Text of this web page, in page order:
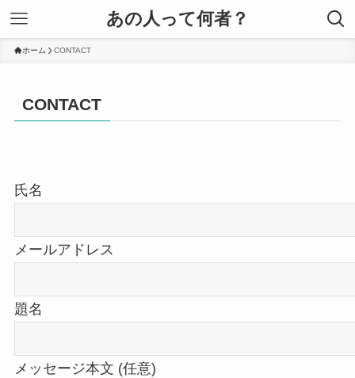
あの人って何者？
ホーム CONTACT
CONTACT
氏名
メールアドレス
題名
メッセージ本文 (任意)